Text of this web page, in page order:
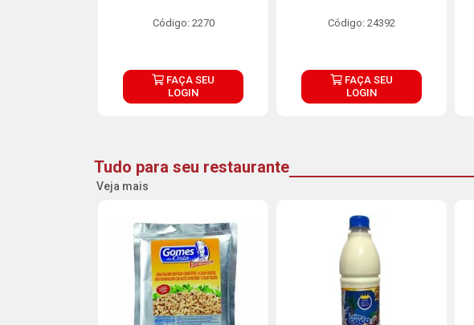
Código: 2270
FAÇA SEU
LOGIN
Código: 24392
FAÇA SEU
LOGIN
Tudo para seu restaurante
Veja mais